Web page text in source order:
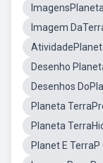
Imagem
Desenho
Desenhos
Planeta
Planeta
Planet E TerraP